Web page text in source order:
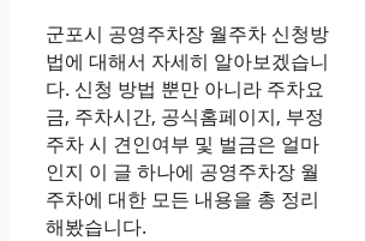
군포시 공영주차장 월주차 신청방
법에 대해서 자세히 알아보겠습니
다. 신청 방법 뿐만 아니라 주차요
금, 주차시간, 공식홈페이지, 부정
주차 시 견인여부 및 벌금은 얼마
인지 이 글 하나에 공영주차장 월
주차에 대한 모든 내용을 총 정리
해봤습니다.